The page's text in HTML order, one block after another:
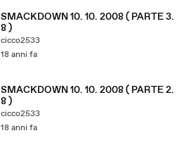
SMACKDOWN 10. 10. 2008 ( PARTE 3.
8 )
cicco2533
18 anni fa
SMACKDOWN 10. 10. 2008 ( PARTE 2.
8 )
cicco2533
18 anni fa